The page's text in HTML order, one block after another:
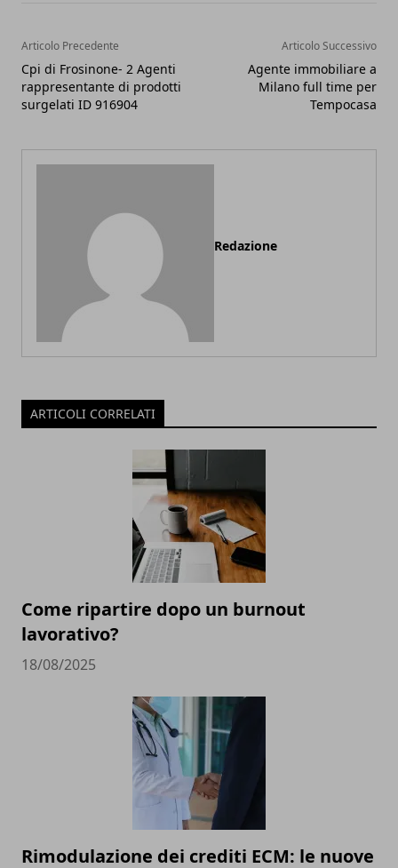
Articolo Precedente
Cpi di Frosinone- 2 Agenti
rappresentante di prodotti
surgelati ID 916904
Articolo Successivo
Agente immobiliare a
Milano full time per
Tempocasa
Redazione
ARTICOLI CORRELATI
Come ripartire dopo un burnout
lavorativo?
18/08/2025
Rimodulazione dei crediti ECM: le nuove